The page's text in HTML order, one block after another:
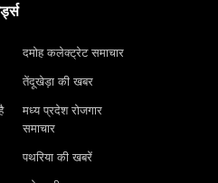
दमोह कलेक्ट्रेट समाचार
तेंदूखेड़ा की खबर
मध्य प्रदेश रोजगार
समाचार
पथरिया की खबरें